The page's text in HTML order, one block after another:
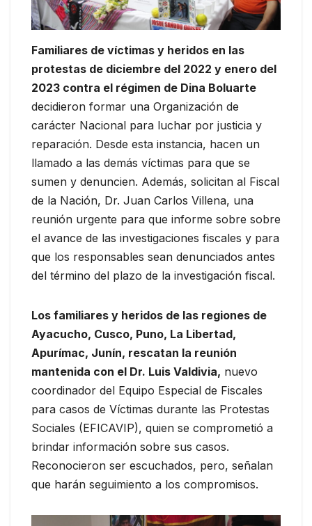
Familiares de víctimas y heridos en las
protestas de diciembre del 2022 y enero del
2023 contra el régimen de Dina Boluarte
decidieron formar una Organización de
carácter Nacional para luchar por justicia y
reparación. Desde esta instancia, hacen un
llamado a las demás víctimas para que se
sumen y denuncien. Además, solicitan al Fiscal
de la Nación, Dr. Juan Carlos Villena, una
reunión urgente para que informe sobre sobre
el avance de las investigaciones fiscales y para
que los responsables sean denunciados antes
del término del plazo de la investigación fiscal.
Los familiares y heridos de las regiones de
Ayacucho, Cusco, Puno, La Libertad,
Apurímac, Junín, rescatan la reunión
mantenida con el Dr. Luis Valdivia, nuevo
coordinador del Equipo Especial de Fiscales
para casos de Víctimas durante las Protestas
Sociales (EFICAVIP), quien se comprometió a
brindar información sobre sus casos.
Reconocieron ser escuchados, pero, señalan
que harán seguimiento a los compromisos.